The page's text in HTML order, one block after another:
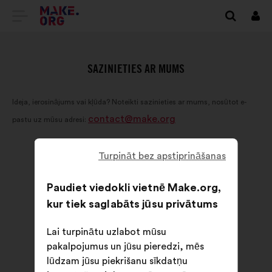
DOTIES
VIETNES
SĀKUMLAPU
SAZINIETIES AR MUMS
Ideja, ierosinājums vai kļūda? Noteikti sazinieties ar mums, nosūtot e-
pastu uz mūsu adresi: contact@make.org
Turpināt bez apstiprināšanas
Paudiet viedokli vietnē Make.org,
kur tiek saglabāts jūsu privātums
Lai turpinātu uzlabot mūsu
pakalpojumus un jūsu pieredzi, mēs
lūdzam jūsu piekrišanu sīkdatņu